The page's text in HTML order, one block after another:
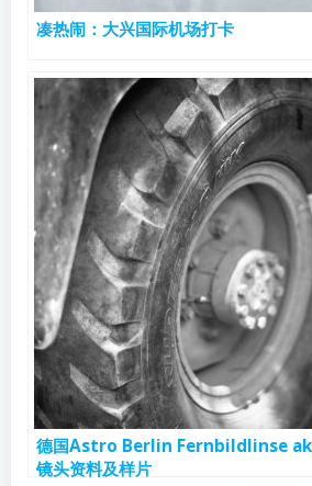
凑热闹：大兴国际机场打卡
德国Astro Berlin Fernbildlinse
镜头资料及样片